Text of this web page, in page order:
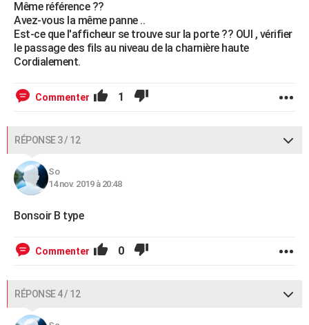
Même référence ??
Avez-vous la même panne ..
Est-ce que l'afficheur se trouve sur la porte ?? OUI , vérifier
le passage des fils au niveau de la charnière haute
Cordialement.
Commenter 1
RÉPONSE 3 / 12
So
14 nov. 2019 à 20:48
Bonsoir B type
Commenter 0
RÉPONSE 4 / 12